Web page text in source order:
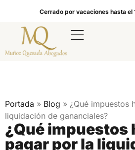
Cerrado por vacaciones hasta el
Portada » Blog » ¿Qué impuestos
liquidación de gananciales?
¿Qué impuestos
pagar por la